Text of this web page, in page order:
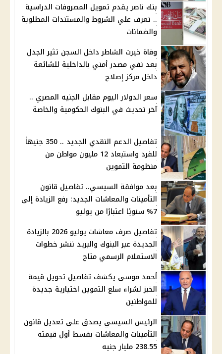
بنك ناصر يقدم تمويل المصروفات الدراسية
.. تعرف علي الشروط والمستندات المطلوبة
والضمانات
وفاة خيرت الشاطر داخل السجن تثير الجدل
بعد نفي مصدر أمني بالداخلية للشائعة
داخل مركز إصلاح
سعر الدولار اليوم مقابل الجنيه المصري ..
آخر تحديث في البنوك الحكومية والخاصة
تفاصيل الدعم النقدي الجديد .. 350 جنيهاً
للفرد واستبعاد 12 مليون مواطن من
منظومة التموين
بعد موافقة السيسي.. تفاصيل قانون
التأمينات والمعاشات الجديد: رفع الزيادة إلى
7% سنويًا اعتبارًا من يوليو
تفاصيل صرف معاشات يوليو 2026 بالزيادة
الجديدة عبر البنوك والبريد ننشر خطوات
الاستعلام الرسمي متاح
أحمد موسى يكشف تفاصيل تحويل قيمة
الخبز لشراء سلع التموين اختيارية جديدة
للمواطنين
الرئيس السيسي يصدق على تعديل قانون
التأمينات والمعاشات بقسط أول قيمته
238.55 مليار جنيه